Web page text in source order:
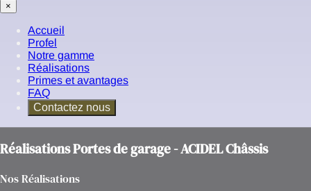
×
Accueil
Profel
Notre gamme
Réalisations
Primes et avantages
FAQ
Contactez nous
RéalisationsPortes de garage- ACIDEL Châssis
Nos Réalisations